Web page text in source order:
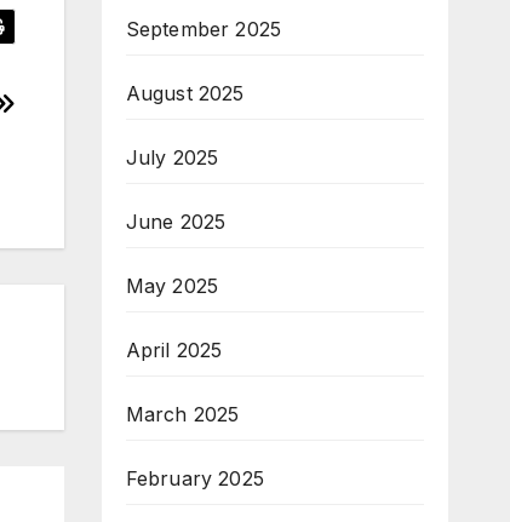
September 2025
August 2025
July 2025
June 2025
May 2025
April 2025
March 2025
February 2025